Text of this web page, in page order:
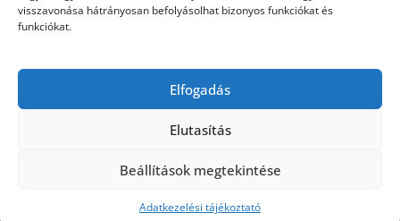
visszavonása hátrányosan befolyásolhat bizonyos funkciókat és
funkciókat.
Elfogadás
Elutasítás
Beállítások megtekintése
Adatkezelési tájékoztató
Szolgáltatás
Vásárlás
Webáruház
Theme